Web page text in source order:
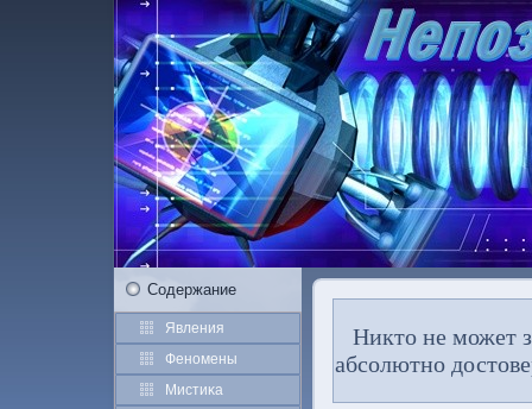
Содержание
Явления
Феномены
Мистиκа
Никто не может
абсолютно